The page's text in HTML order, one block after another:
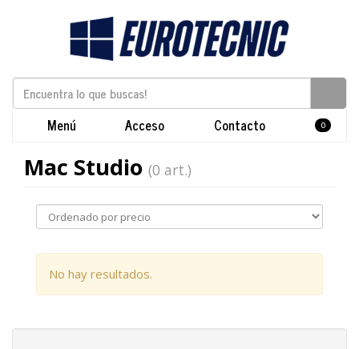
Menú Acceso Contacto 0
Mac Studio (0 art.)
No hay resultados.